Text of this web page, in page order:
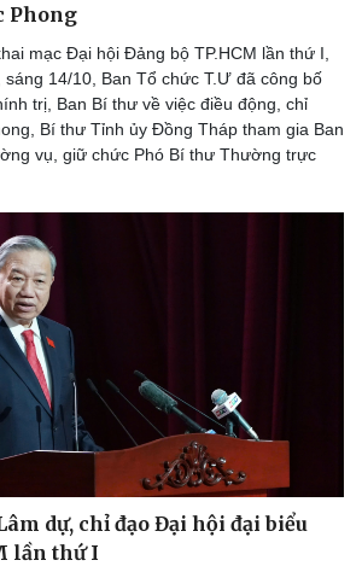
Phong
mạc Đại hội Đảng bộ TP.HCM lần thứ I,
sáng 14/10, Ban Tổ chức T.Ư đã công bố
trị, Ban Bí thư về việc điều động, chỉ
Bí thư Tỉnh ủy Đồng Tháp tham gia Ban
vụ, giữ chức Phó Bí thư Thường trực
dự, chỉ đạo Đại hội đại biểu
lần thứ I